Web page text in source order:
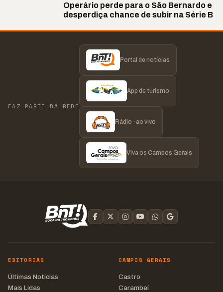
Operário perde para o São Bernardo e
desperdiça chance de subir na Série B
FAZ PARTE DA REDE
Portal de notícias
App de turismo
Rádio · ao vivo
Viva os Campos Gerais
EDITORIAS
Últimas Notícias
Mais Lidas
CAMPOS GERAIS
Castro
Carambeí